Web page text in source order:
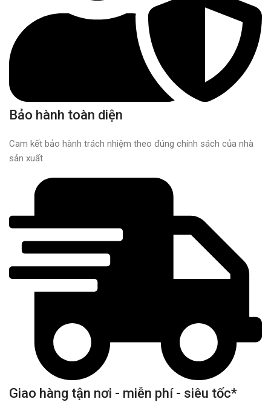
Bảo hành toàn diện
Cam kết bảo hành trách nhiệm theo đúng chính sách của nhà
sản xuất
Giao hàng tận nơi - miễn phí - siêu tốc*